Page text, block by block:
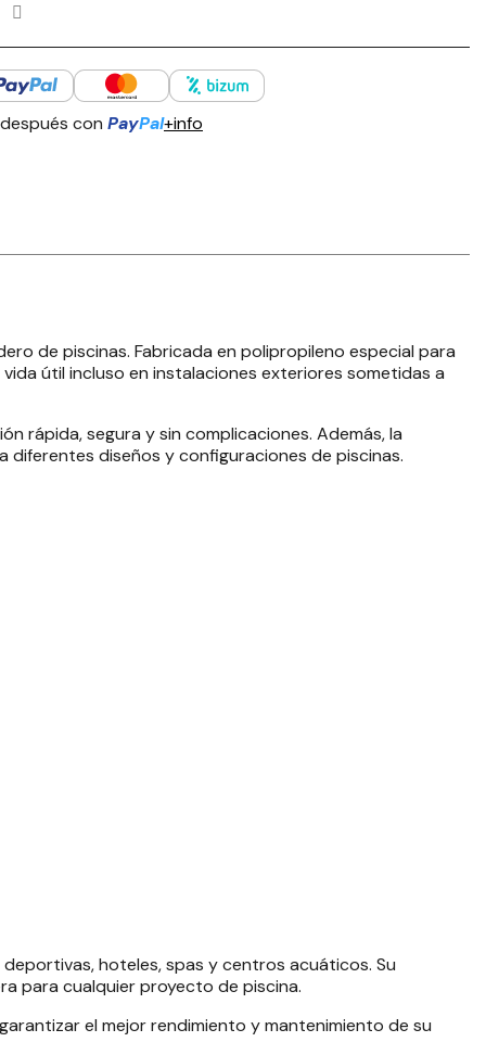
con PayPal+info
de piscinas. Fabricada en polipropileno especial para
útil incluso en instalaciones exteriores sometidas a
rápida, segura y sin complicaciones. Además, la
diseños y configuraciones de piscinas.
hoteles, spas y centros acuáticos. Su
para cualquier proyecto de piscina.
el mejor rendimiento y mantenimiento de su